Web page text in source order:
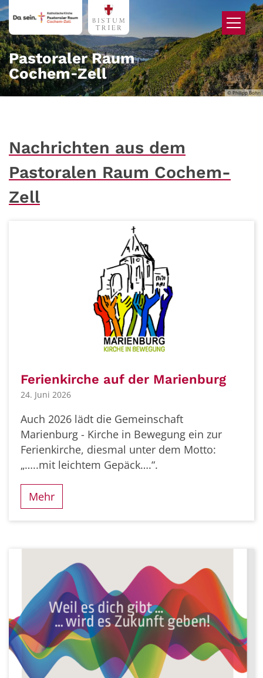
Zum Inhalt springen
© Philipp Bohn
Pastoraler Raum
Cochem‑Zell
Nachrichten aus dem
Pastoralen Raum Cochem-
Zell
Ferienkirche auf der Marienburg
24. Juni 2026
Auch 2026 lädt die Gemeinschaft
Marienburg - Kirche in Bewegung ein zur
Ferienkirche, diesmal unter dem Motto:
„…..mit leichtem Gepäck….“.
Mehr